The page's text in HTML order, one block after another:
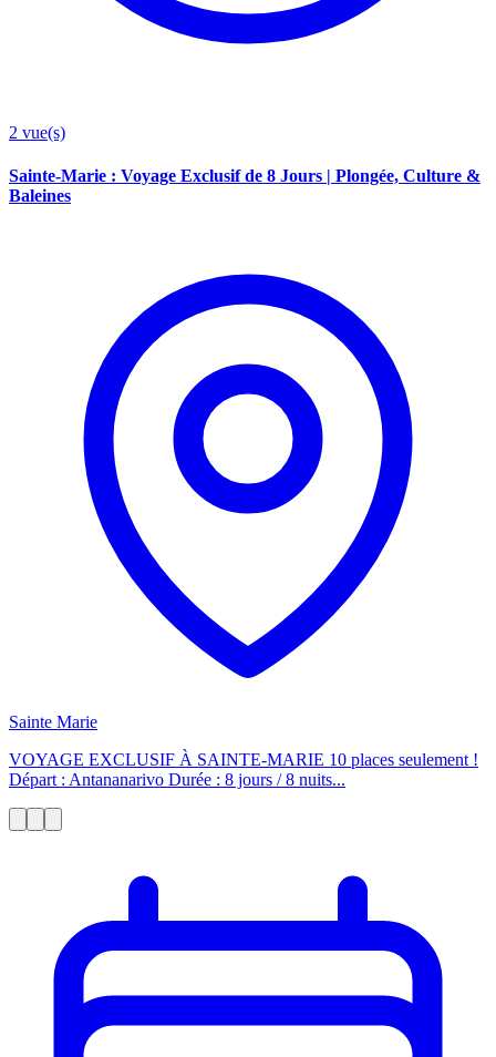
2 vue(s)
Sainte-Marie : Voyage Exclusif de 8 Jours | Plongée, Culture &
Baleines
Sainte Marie
VOYAGE EXCLUSIF À SAINTE-MARIE 10 places seulement !
Départ : Antananarivo Durée : 8 jours / 8 nuits...